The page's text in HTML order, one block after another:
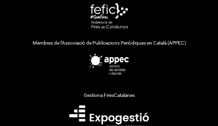
Membres de l’Associació de Publicacions Periòdiques en Català (APPEC)
Gestiona FiresCatalanes